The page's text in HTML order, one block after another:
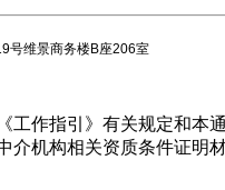
工作指引》有关规定和本
机构相关资质条件证明材
号维景商务楼B座206室